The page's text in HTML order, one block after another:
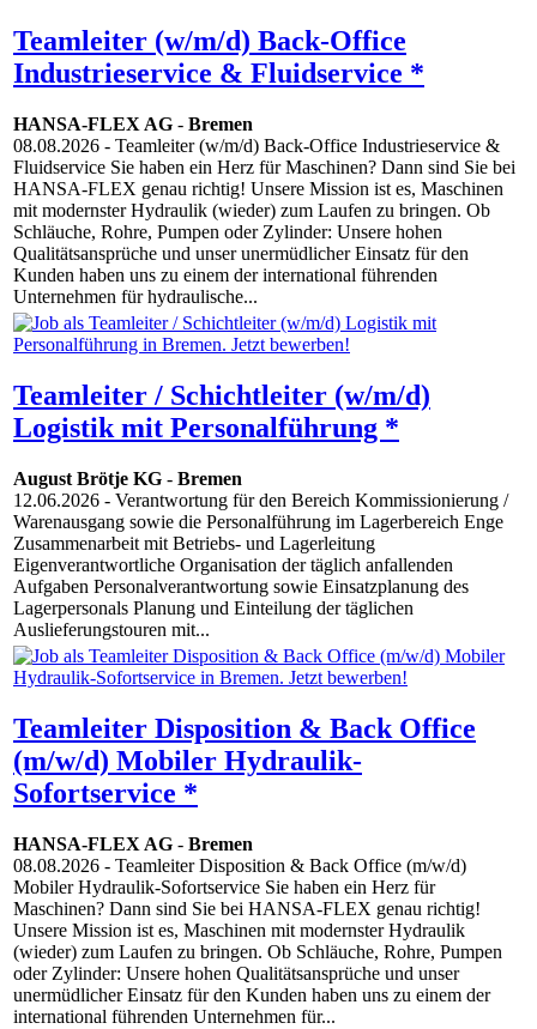
Teamleiter (w/m/d) Back-Office
Industrieservice & Fluidservice *
HANSA-FLEX AG - Bremen
08.08.2026 - Teamleiter (w/m/d) Back-Office Industrieservice &
Fluidservice Sie haben ein Herz für Maschinen? Dann sind Sie bei
HANSA-FLEX genau richtig! Unsere Mission ist es, Maschinen
mit modernster Hydraulik (wieder) zum Laufen zu bringen. Ob
Schläuche, Rohre, Pumpen oder Zylinder: Unsere hohen
Qualitätsansprüche und unser unermüdlicher Einsatz für den
Kunden haben uns zu einem der international führenden
Unternehmen für hydraulische...
Teamleiter / Schichtleiter (w/m/d)
Logistik mit Personalführung *
August Brötje KG - Bremen
12.06.2026 - Verantwortung für den Bereich Kommissionierung /
Warenausgang sowie die Personalführung im Lagerbereich Enge
Zusammenarbeit mit Betriebs- und Lagerleitung
Eigenverantwortliche Organisation der täglich anfallenden
Aufgaben Personalverantwortung sowie Einsatzplanung des
Lagerpersonals Planung und Einteilung der täglichen
Auslieferungstouren mit...
Teamleiter Disposition & Back Office
(m/w/d) Mobiler Hydraulik-
Sofortservice *
HANSA-FLEX AG - Bremen
08.08.2026 - Teamleiter Disposition & Back Office (m/w/d)
Mobiler Hydraulik-Sofortservice Sie haben ein Herz für
Maschinen? Dann sind Sie bei HANSA-FLEX genau richtig!
Unsere Mission ist es, Maschinen mit modernster Hydraulik
(wieder) zum Laufen zu bringen. Ob Schläuche, Rohre, Pumpen
oder Zylinder: Unsere hohen Qualitätsansprüche und unser
unermüdlicher Einsatz für den Kunden haben uns zu einem der
international führenden Unternehmen für...